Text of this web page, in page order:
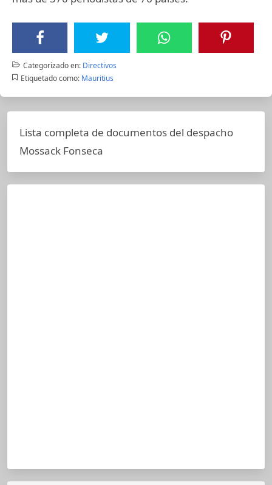
Categorizado en: Directivos
Etiquetado como: Mauritius
Lista completa de documentos del despacho
Mossack Fonseca